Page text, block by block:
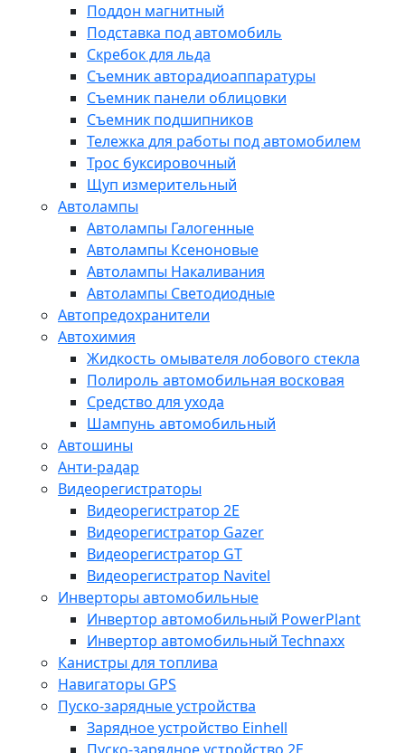
Поддон магнитный
Подставка под автомобиль
Скребок для льда
Съемник авторадиоаппаратуры
Съемник панели облицовки
Съемник подшипников
Тележка для работы под автомобилем
Трос буксировочный
Щуп измерительный
Автолампы
Автолампы Галогенные
Автолампы Ксеноновые
Автолампы Накаливания
Автолампы Светодиодные
Автопредохранители
Автохимия
Жидкость омывателя лобового стекла
Полироль автомобильная восковая
Средство для ухода
Шампунь автомобильный
Автошины
Анти-радар
Видеорегистраторы
Видеорегистратор 2E
Видеорегистратор Gazer
Видеорегистратор GT
Видеорегистратор Navitel
Инверторы автомобильные
Инвертор автомобильный PowerPlant
Инвертор автомобильный Technaxx
Канистры для топлива
Навигаторы GPS
Пуско-зарядные устройства
Зарядное устройство Einhell